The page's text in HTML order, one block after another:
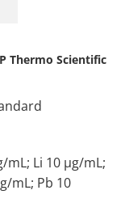
Thermo Scientific
mL; Li 10 µg/mL;
mL; Pb 10